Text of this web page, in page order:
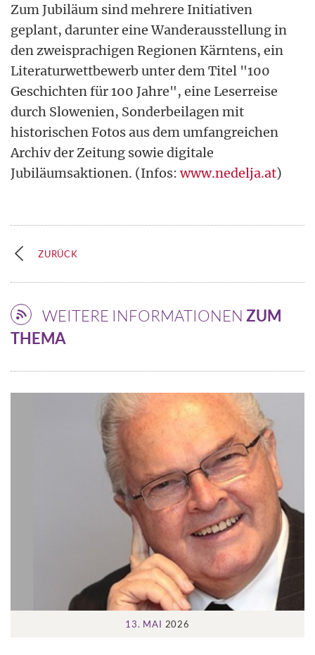
Zum Jubiläum sind mehrere Initiativen
geplant, darunter eine Wanderausstellung in
den zweisprachigen Regionen Kärntens, ein
Literaturwettbewerb unter dem Titel "100
Geschichten für 100 Jahre", eine Leserreise
durch Slowenien, Sonderbeilagen mit
historischen Fotos aus dem umfangreichen
Archiv der Zeitung sowie digitale
Jubiläumsaktionen. (Infos:www.nedelja.at)
ZURÜCK
WEITERE INFORMATIONEN ZUM
THEMA
13. MAI 2026